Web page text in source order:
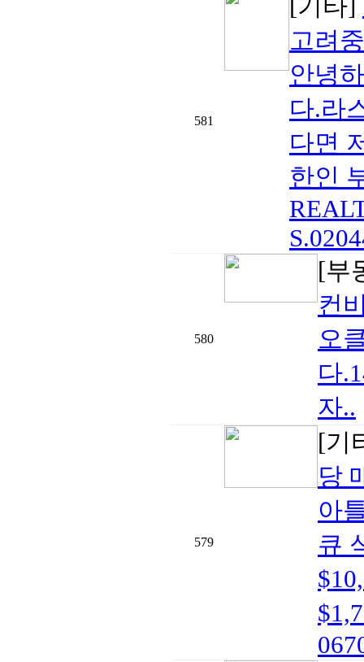
581
[기타]
고려
안녕
다.라
다면
한인
580
[부
컨
오
다
자..
579
[기
당
아
큐